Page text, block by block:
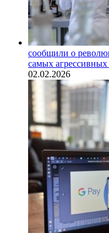
сообщили о
самых агрессивных
02.02.2026